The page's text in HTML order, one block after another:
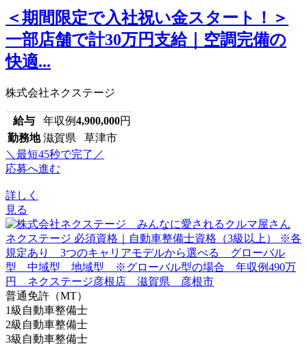
＜期間限定で入社祝い金スタート！＞
一部店舗で計30万円支給｜空調完備の
快適...
株式会社ネクステージ
給与 年収例4,900,000円
勤務地 滋賀県 草津市
＼最短45秒で完了／
応募へ進む
詳しく
見る
普通免許（MT）
1級自動車整備士
2級自動車整備士
3級自動車整備士